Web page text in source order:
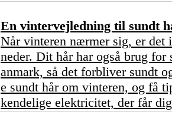
En vintervejledning til sundt
Når vinteren nærmer sig, er det
neder. Dit hår har også brug
anmark, så det forbliver sundt
e sundt hår om vinteren, og få
kendelige elektricitet, der får